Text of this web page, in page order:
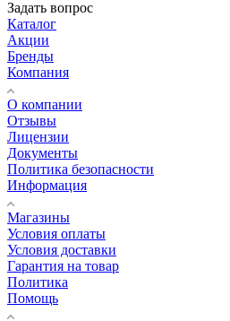
Задать вопрос
Каталог
Акции
Бренды
Компания
О компании
Отзывы
Лицензии
Документы
Политика безопасности
Информация
Магазины
Условия оплаты
Условия доставки
Гарантия на товар
Политика
Помощь